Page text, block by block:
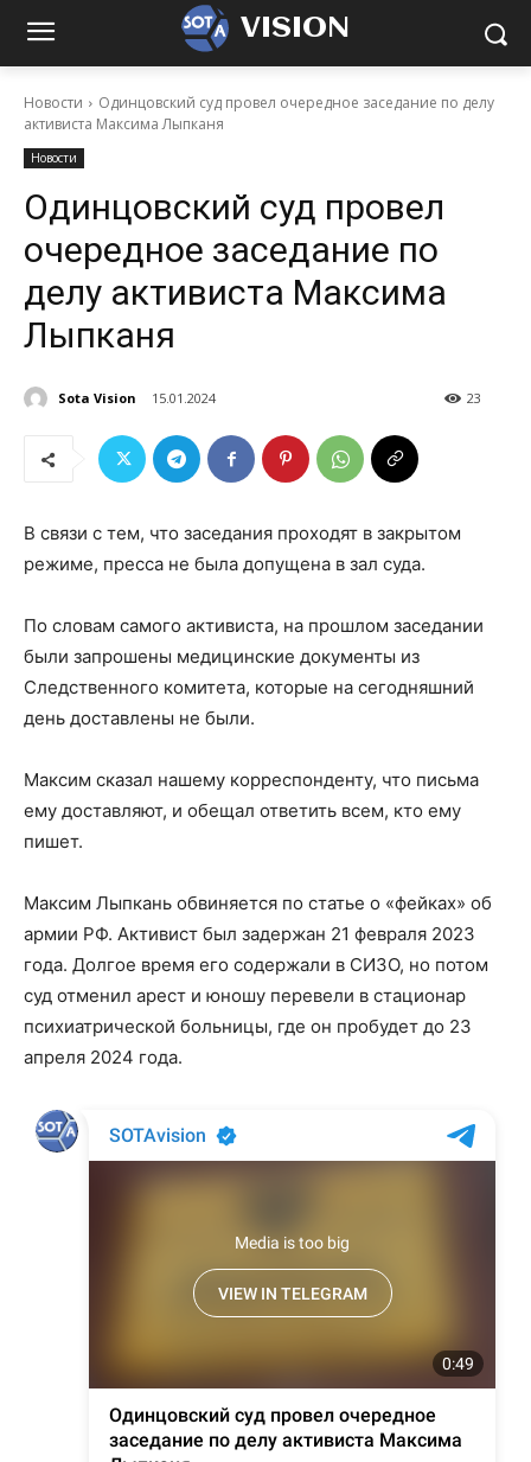
VISION
Новости
Одинцовский суд провел очередное заседание по делу
активиста Максима Лыпканя
Новости
Одинцовский суд провел
очередное заседание по
делу активиста Максима
Лыпканя
Sota Vision 15.01.2024 23
В связи с тем, что заседания проходят в закрытом
режиме, пресса не была допущена в зал суда.
По словам самого активиста, на прошлом заседании
были запрошены медицинские документы из
Следственного комитета, которые на сегодняшний
день доставлены не были.
Максим сказал нашему корреспонденту, что письма
ему доставляют, и обещал ответить всем, кто ему
пишет.
Максим Лыпкань обвиняется по статье о «фейках» об
армии РФ. Активист был задержан 21 февраля 2023
года. Долгое время его содержали в СИЗО, но потом
суд отменил арест и юношу перевели в стационар
психиатрической больницы, где он пробудет до 23
апреля 2024 года.